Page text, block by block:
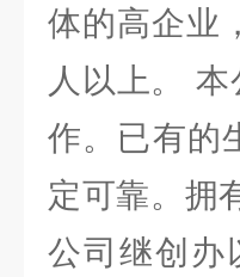
体的高企业
人以上。
作。已有的
定可靠。拥
公司继创办